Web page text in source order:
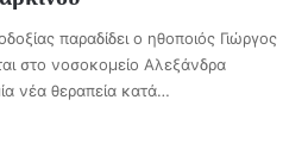
παραδίδει ο ηθοποιός Γιώργος
στο νοσοκομείο Αλεξάνδρα
νέα θεραπεία κατά…